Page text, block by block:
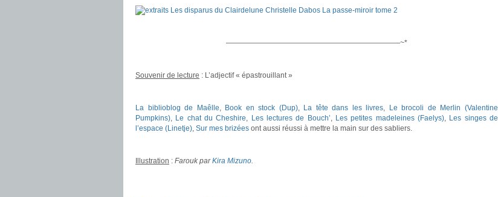
————————————————————————~*
Souvenir de lecture : L’adjectif « épastrouillant »
La biblioblog de Maêlle, Book en stock (Dup), La tête dans les livres,
Le brocoli de Merlin (Valentine
Pumpkins), Le chat du Cheshire, Les lectures de Bouch’, Les petites madeleines (Faelys), Les singes de
l’espace (Linetje), Sur mes brizées ont aussi réussi à mettre la main sur des sabliers.
Illustration : Farouk parKira Mizuno.